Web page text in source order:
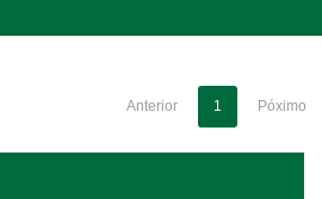
Anterior 1 Póximo